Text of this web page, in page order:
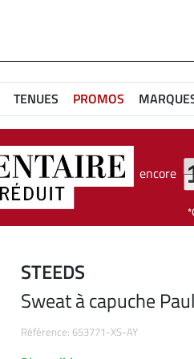
TENUES PROMOS
encore
STEEDS
Sweat à capuche
Référence: 653771-XS-AY